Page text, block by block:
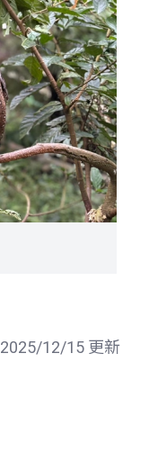
2025/12/15 更新